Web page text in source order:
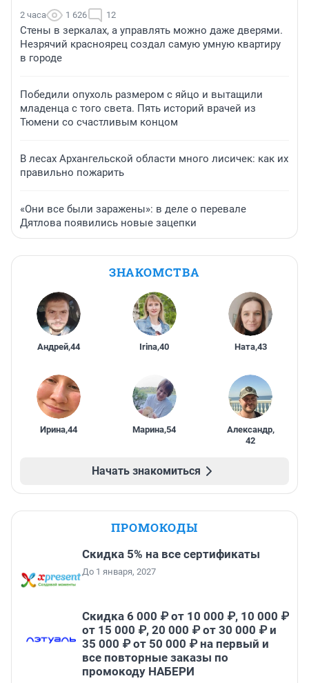
2 часа 1 626 12
Стены в зеркалах, а управлять можно даже дверями.
Незрячий красноярец создал самую умную квартиру
в городе
Победили опухоль размером с яйцо и вытащили
младенца с того света. Пять историй врачей из
Тюмени со счастливым концом
В лесах Архангельской области много лисичек: как их
правильно пожарить
«Они все были заражены»: в деле о перевале
Дятлова появились новые зацепки
ЗНАКОМСТВА
Андрей,44 Irina,40 Ната,43
Ирина,44 Марина,54 Александр,
42
Начать знакомиться
ПРОМОКОДЫ
Скидка 5% на все сертификаты
До 1 января, 2027
Скидка 6 000 ₽ от 10 000 ₽, 10 000 ₽
от 15 000 ₽, 20 000 ₽ от 30 000 ₽ и
35 000 ₽ от 50 000 ₽ на первый и
все повторные заказы по
промокоду НАБЕРИ